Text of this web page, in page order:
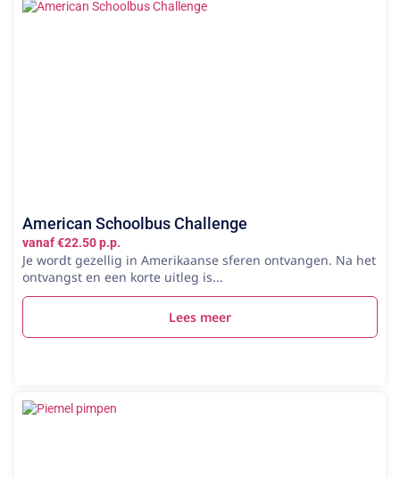
American Schoolbus Challenge
vanaf €22.50 p.p.
Je wordt gezellig in Amerikaanse sferen ontvangen. Na het
ontvangst en een korte uitleg is...
Lees meer